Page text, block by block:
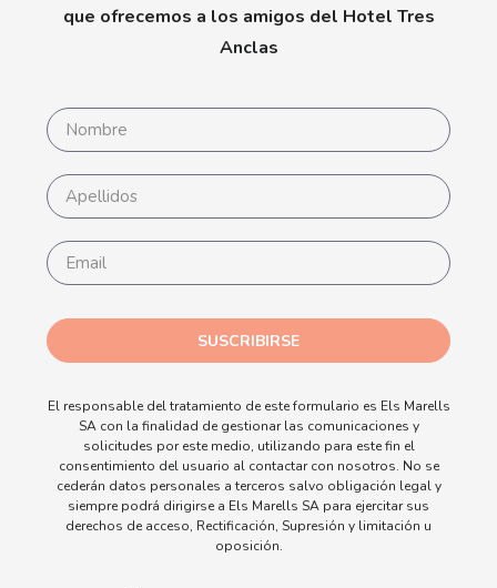
que ofrecemos a los amigos del Hotel Tres
Anclas
SUSCRIBIRSE
El responsable del tratamiento de este formulario es Els Marells
SA con la finalidad de gestionar las comunicaciones y
solicitudes por este medio, utilizando para este fin el
consentimiento del usuario al contactar con nosotros. No se
cederán datos personales a terceros salvo obligación legal y
siempre podrá dirigirse a Els Marells SA para ejercitar sus
derechos de acceso, Rectificación, Supresión y limitación u
oposición.